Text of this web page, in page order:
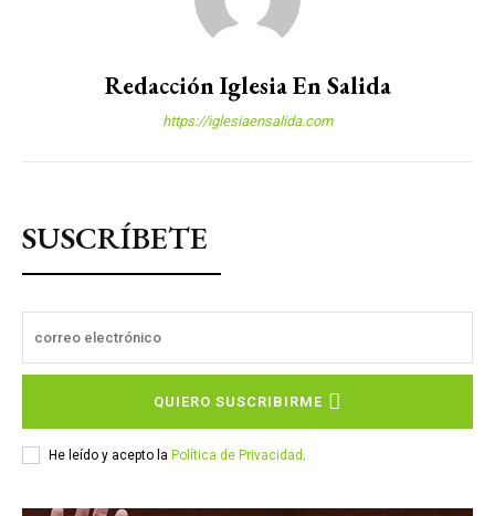
Redacción Iglesia En Salida
https://iglesiaensalida.com
SUSCRÍBETE
QUIERO SUSCRIBIRME
He leído y acepto la Política de Privacidad